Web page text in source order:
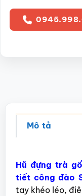
Mô tả
Hũ đựng trà
tiết công đào
tay khéo léo,